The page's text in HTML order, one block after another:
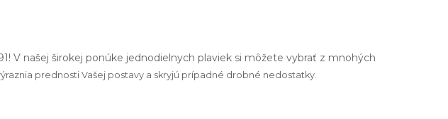
V našej širokej ponúke jednodielnych plaviek si môžete vybrať z mnohých
prednosti Vašej postavy a skryjú prípadné drobné nedostatky.